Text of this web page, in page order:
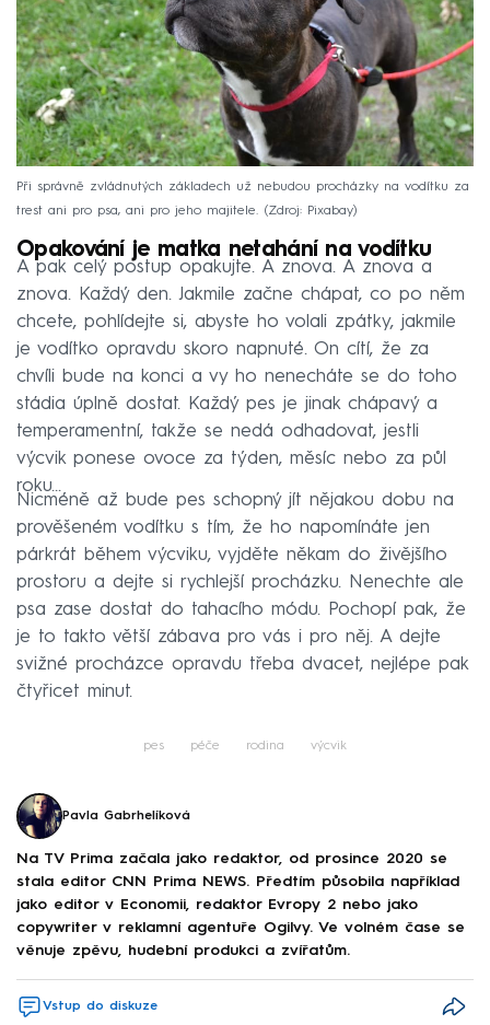
Při správně zvládnutých základech už nebudou procházky na vodítku za
trest ani pro psa, ani pro jeho majitele.
Zdroj: Pixabay
Opakování je matka netahání na vodítku
A pak celý postup opakujte. A znova. A znova a
znova. Každý den. Jakmile začne chápat, co po něm
chcete, pohlídejte si, abyste ho volali zpátky, jakmile
je vodítko opravdu skoro napnuté. On cítí, že za
chvíli bude na konci a vy ho nenecháte se do toho
stádia úplně dostat. Každý pes je jinak chápavý a
temperamentní, takže se nedá odhadovat, jestli
výcvik ponese ovoce za týden, měsíc nebo za půl
roku…
Nicméně až bude pes schopný jít nějakou dobu na
prověšeném vodítku s tím, že ho napomínáte jen
párkrát během výcviku, vyjděte někam do živějšího
prostoru a dejte si rychlejší procházku. Nenechte ale
psa zase dostat do tahacího módu. Pochopí pak, že
je to takto větší zábava pro vás i pro něj. A dejte
svižné procházce opravdu třeba dvacet, nejlépe pak
čtyřicet minut.
pes péče rodina výcvik
Pavla Gabrhelíková
Na TV Prima začala jako redaktor, od prosince 2020 se
stala editor CNN Prima NEWS. Předtím působila například
jako editor v Economii, redaktor Evropy 2 nebo jako
copywriter v reklamní agentuře Ogilvy. Ve volném čase se
věnuje zpěvu, hudební produkci a zvířatům.
Vstup do diskuze